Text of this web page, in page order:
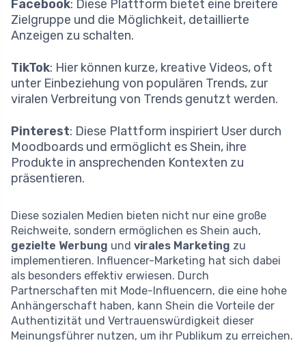
Facebook: Diese Plattform bietet eine breitere
Zielgruppe und die Möglichkeit, detaillierte
Anzeigen zu schalten.
TikTok: Hier können kurze, kreative Videos, oft
unter Einbeziehung von populären Trends, zur
viralen Verbreitung von Trends genutzt werden.
Pinterest: Diese Plattform inspiriert User durch
Moodboards und ermöglicht es Shein, ihre
Produkte in ansprechenden Kontexten zu
präsentieren.
Diese sozialen Medien bieten nicht nur eine große
Reichweite, sondern ermöglichen es Shein auch,
gezielte Werbung und virales Marketing zu
implementieren. Influencer-Marketing hat sich dabei
als besonders effektiv erwiesen. Durch
Partnerschaften mit Mode-Influencern, die eine hohe
Anhängerschaft haben, kann Shein die Vorteile der
Authentizität und Vertrauenswürdigkeit dieser
Meinungsführer nutzen, um ihr Publikum zu erreichen.